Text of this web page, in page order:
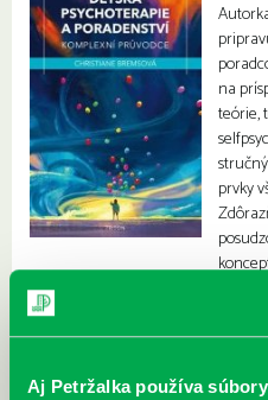
Aj Petržalka používa
na
teórie,
prvky
boli potreby každého dieťaťa a
techniky.